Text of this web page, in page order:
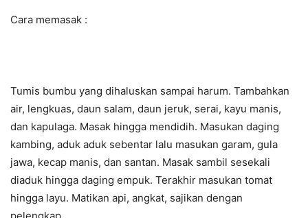
Cara memasak :
Tumis bumbu yang dihaluskan sampai harum. Tambahkan
air, lengkuas, daun salam, daun jeruk, serai, kayu manis,
dan kapulaga. Masak hingga mendidih. Masukan daging
kambing, aduk aduk sebentar lalu masukan garam, gula
jawa, kecap manis, dan santan. Masak sambil sesekali
diaduk hingga daging empuk. Terakhir masukan tomat
hingga layu. Matikan api, angkat, sajikan dengan